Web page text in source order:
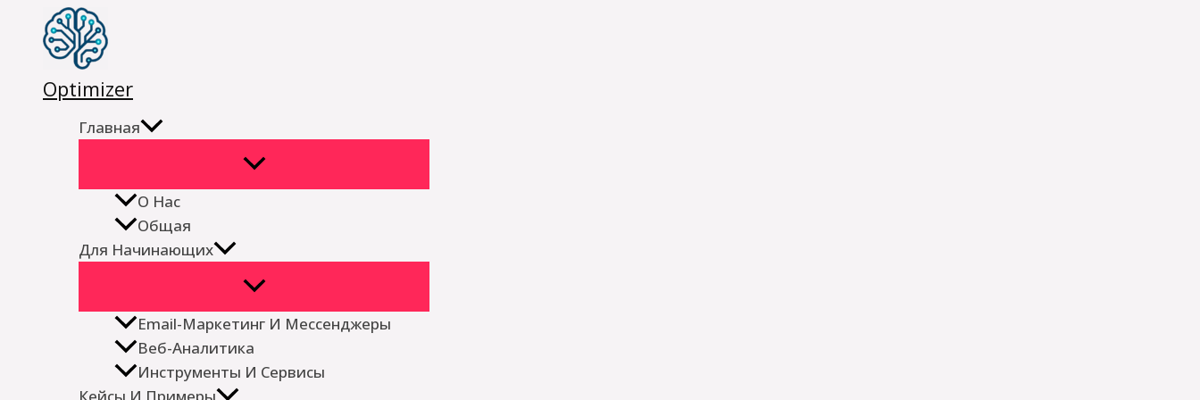
Перейти
содержимому
Optimizer
Главная
О Нас
Общая
Для Начинающих
Email-Маркетинг И Мессенджеры
Веб-Аналитика
Инструменты И Сервисы